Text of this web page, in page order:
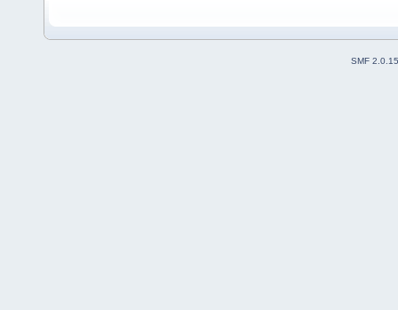
SMF 2.0.15